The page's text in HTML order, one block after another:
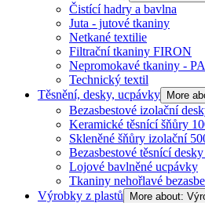
Čistící hadry a bavlna
Juta - jutové tkaniny
Netkané textilie
Filtrační tkaniny FIRON
Nepromokavé tkaniny -
Technický textil
Těsnění, desky, ucpávky More
Bezasbestové izolační
Keramické těsnící šňůry
Skleněné šňůry izolační
Bezasbestové těsnící
Lojové bavlněné ucpávky
Tkaniny nehořlavé
Výrobky z plastů
More about: